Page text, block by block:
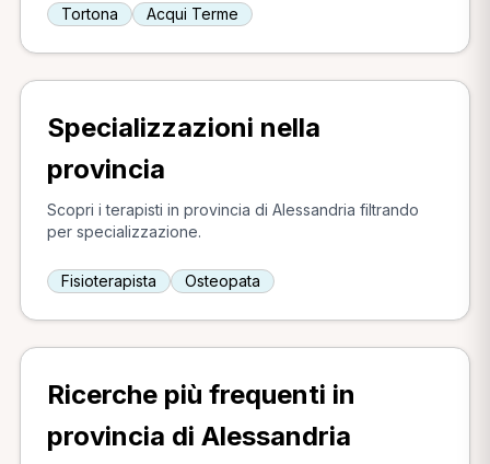
Tortona Acqui Terme
Specializzazioni nella
provincia
Scopri i terapisti in provincia di Alessandria filtrando
per specializzazione.
Fisioterapista Osteopata
Ricerche più frequenti in
provincia di Alessandria